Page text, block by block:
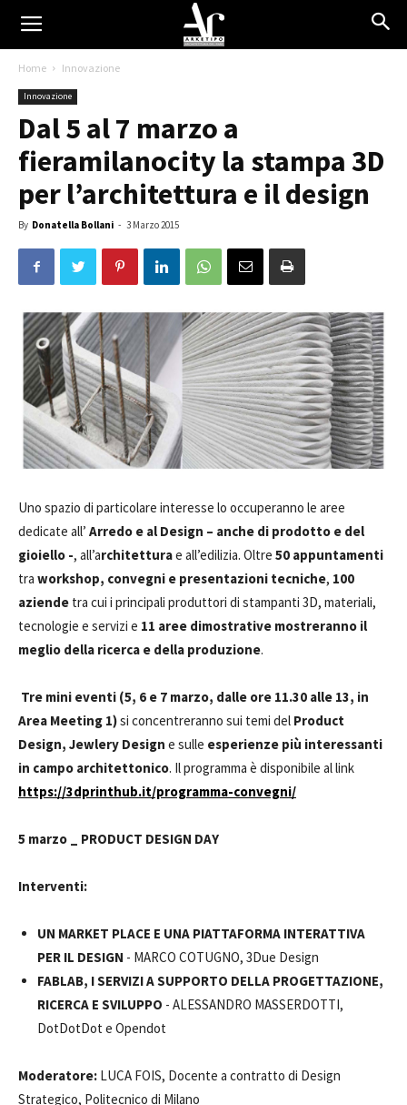
Home Innovazione
Innovazione
Dal 5 al 7 marzo a
fieramilanocity la stampa 3D
per l’architettura e il design
By Donatella Bollani - 3 Marzo 2015
Uno spazio di particolare interesse lo occuperanno le aree
dedicate all’ Arredo e al Design – anche di prodotto e del
gioiello -, all’architetturae all’edilizia. Oltre 50 appuntamenti
tra workshop, convegni e presentazioni tecniche, 100
aziende tra cui i principali produttori di stampanti 3D, materiali,
tecnologie e servizi e 11 aree dimostrative mostreranno il
meglio della ricerca e della produzione.
Tre mini eventi (5, 6 e 7 marzo, dalle ore 11.30 alle 13, in
Area Meeting 1)si concentreranno sui temi del Product
Design, Jewlery Design e sulle esperienze più interessanti
in campo architettonico. Il programma è disponibile al link
https://3dprinthub.it/programma-convegni/
5 marzo _ PRODUCT DESIGN DAY
Interventi:
UN MARKET PLACE E UNA PIATTAFORMA INTERATTIVA
PER IL DESIGN - MARCO COTUGNO, 3Due Design
FABLAB, I SERVIZI A SUPPORTO DELLA PROGETTAZIONE,
RICERCA E SVILUPPO - ALESSANDRO MASSERDOTTI,
DotDotDot e Opendot
Moderatore: LUCA FOIS, Docente a contratto di Design
Strategico, Politecnico di Milano